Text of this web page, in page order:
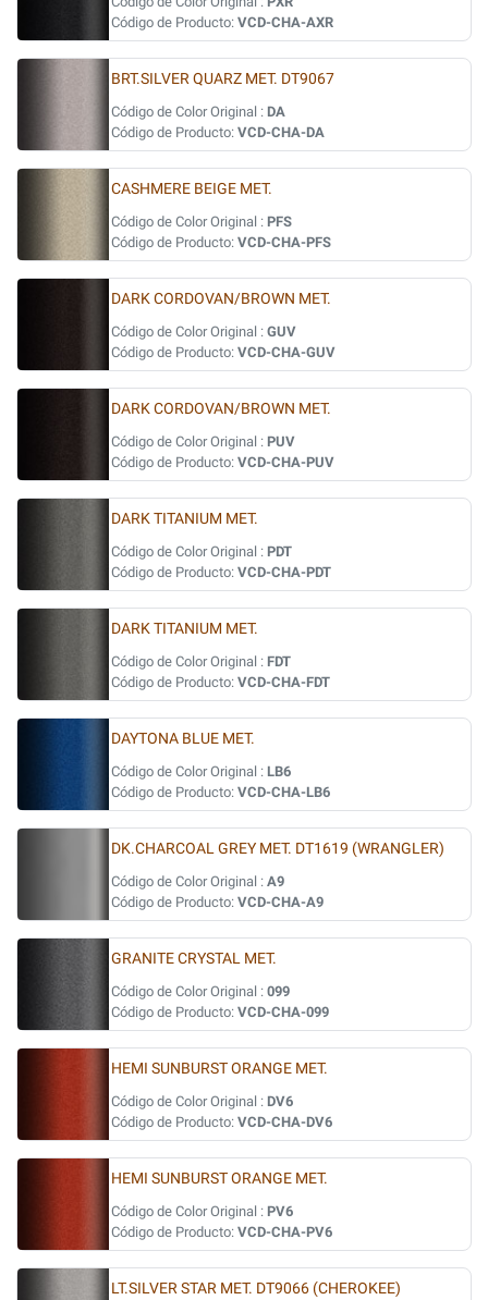
Código de Producto: VCD-CHA-AXR
BRT.SILVER QUARZ MET. DT9067
Código de Color Original : DA
Código de Producto: VCD-CHA-DA
CASHMERE BEIGE MET.
Código de Color Original : PFS
Código de Producto: VCD-CHA-PFS
DARK CORDOVAN/BROWN MET.
Código de Color Original : GUV
Código de Producto: VCD-CHA-GUV
DARK CORDOVAN/BROWN MET.
Código de Color Original : PUV
Código de Producto: VCD-CHA-PUV
DARK TITANIUM MET.
Código de Color Original : PDT
Código de Producto: VCD-CHA-PDT
DARK TITANIUM MET.
Código de Color Original : FDT
Código de Producto: VCD-CHA-FDT
DAYTONA BLUE MET.
Código de Color Original : LB6
Código de Producto: VCD-CHA-LB6
DK.CHARCOAL GREY MET. DT1619 (WRANGLER)
Código de Color Original : A9
Código de Producto: VCD-CHA-A9
GRANITE CRYSTAL MET.
Código de Color Original : 099
Código de Producto: VCD-CHA-099
HEMI SUNBURST ORANGE MET.
Código de Color Original : DV6
Código de Producto: VCD-CHA-DV6
HEMI SUNBURST ORANGE MET.
Código de Color Original : PV6
Código de Producto: VCD-CHA-PV6
LT.SILVER STAR MET. DT9066 (CHEROKEE)